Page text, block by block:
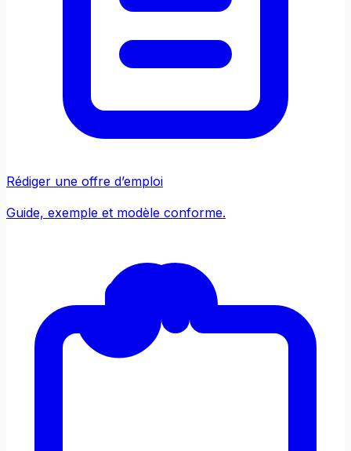
Rédiger une offre d’emploi
Guide, exemple et modèle conforme.